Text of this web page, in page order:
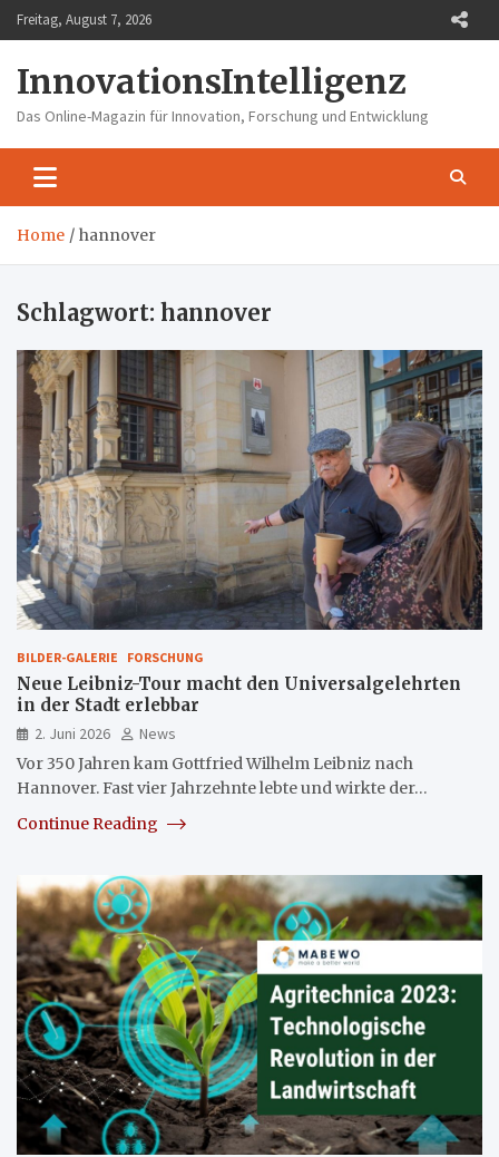
Skip
to
Freitag, August 7, 2026
InnovationsIntelligenz
Das Online-Magazin für Innovation, Forschung und Entwicklung
Home hannover
Schlagwort: hannover
BILDER-GALERIE FORSCHUNG
Neue Leibniz-Tour macht den Universalgelehrten
in der Stadt erlebbar
2. Juni 2026
News
Vor 350 Jahren kam Gottfried Wilhelm Leibniz nach
Hannover. Fast vier Jahrzehnte lebte und wirkte der…
Continue Reading